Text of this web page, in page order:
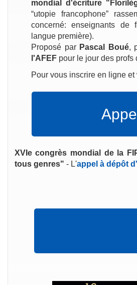
mondial d'écriture
“utopie francophone”
concerné: enseignants de
langue première).
Proposé par Pascal Boué,
l'AFEF pour le jour des profs
Pour vous inscrire en ligne
XVIe congrès mondial de la
tous genres" - L'appel à dépôt